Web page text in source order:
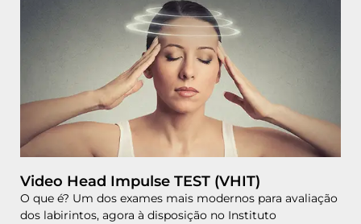
Video Head Impulse TEST (VHIT)
O que é? Um dos exames mais modernos para avaliação
dos labirintos, agora à disposição no Instituto